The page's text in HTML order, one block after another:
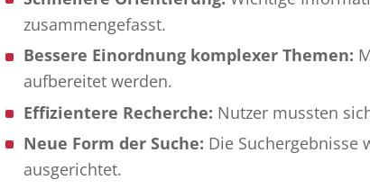
zusammengefasst.
Bessere Einordnung komplexer Themen:
aufbereitet werden.
Effizientere Recherche: Nutzer mussten
Neue Form der Suche: Die Suchergebnisse
ausgerichtet.